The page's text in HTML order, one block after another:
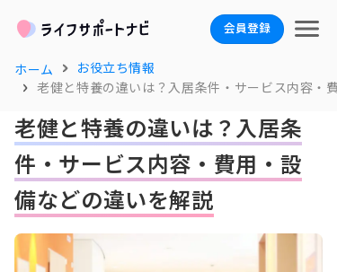
会員登録
ホーム
お役立ち情報
老健と特養の違いは？入居条件・サービス内容・
老健と特養の違いは？入居条
件・サービス内容・費用・設
備などの違いを解説